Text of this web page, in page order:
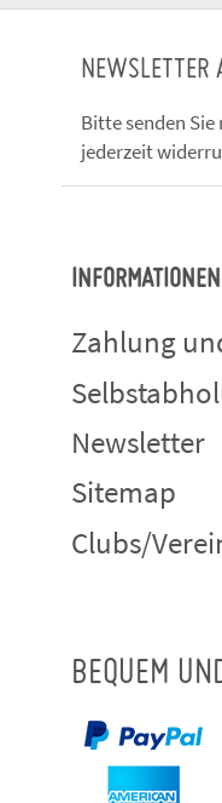
NEWSLETTER
Bitte senden
jederzeit
INFORMATIONEN
Zahlung
Newsletter
Sitemap
Clubs/
BEQUEM